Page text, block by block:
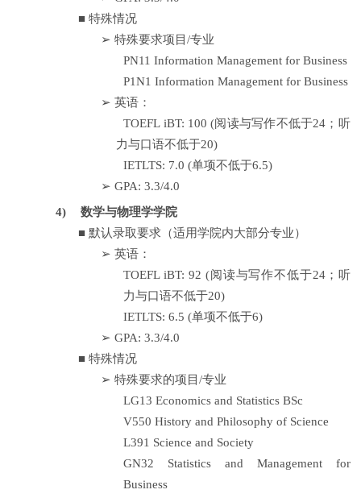
■ 特殊情况
➢ 特殊要求项目/专业
PN11 Information Management for Business
P1N1 Information Management for Business
➢ 英语：
TOEFL iBT: 100 (阅读与写作不低于24 ；听
力与口语不低于20)
IETLTS: 7.0 (单项不低于6.5)
➢ GPA: 3.3/4.0
4)
数学与物理学学院
■ 默认录取要求（适用学院内大部分专业）
➢ 英语：
TOEFL iBT: 92 (阅读与写作不低于24；听
力与口语不低于20)
IETLTS: 6.5 (单项不低于6)
➢ GPA: 3.3/4.0
■ 特殊情况
➢ 特殊要求的项目/专业
LG13 Economics and Statistics BSc
V550 History and Philosophy of Science
L391 Science and Society
GN32 Statistics and Management for
Business